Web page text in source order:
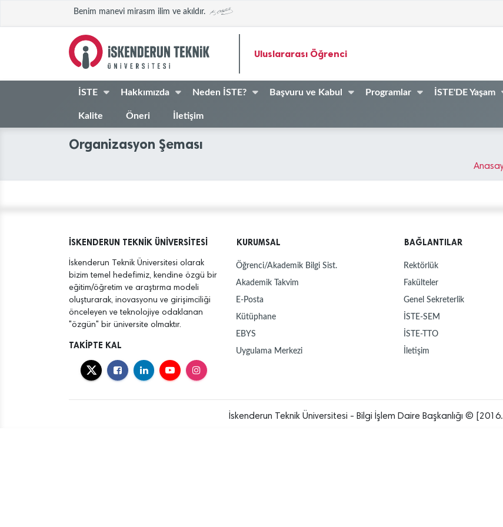
Benim manevi mirasım ilim ve akıldır.
Uluslararası Öğrenci
İSTE Hakkımızda Neden İSTE? Başvuru ve Kabul Programlar İSTE'DE Yaşam
Kalite Öneri İletişim
Organizasyon Şeması
İSKENDERUN TEKNİK ÜNİVERSİTESİ
İskenderun Teknik Üniversitesi olarak
bizim temel hedefimiz, kendine özgü bir
eğitim/öğretim ve araştırma modeli
oluşturarak, inovasyonu ve girişimciliği
önceleyen ve teknolojiye odaklanan
"özgün" bir üniversite olmaktır.
TAKİPTE KAL
KURUMSAL
Öğrenci/Akademik Bilgi Sist.
Akademik Takvim
E-Posta
Kütüphane
EBYS
Uygulama Merkezi
BAĞLANTILAR
Rektörlük
Fakülteler
Genel Sekreterlik
İSTE-SEM
İSTE-TTO
İletişim
İskenderun Teknik Üniversitesi - Bilgi İşlem Daire Başkanlığı ©